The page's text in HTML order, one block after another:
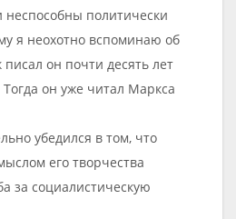
политически
я неохотно вспоминаю об
он почти десять лет
Тогда он уже читал Маркса
убедился в том, что
его творчества
за социалистическую